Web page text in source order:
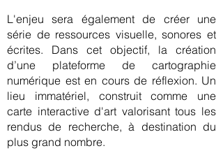
L'enjeu sera également de créer une
série de ressources visuelle, sonores et
écrites. ​Dans cet objectif, la création
d’une plateforme de cartographie
numérique est en cours de réflexion. Un
lieu immatériel, construit comme une
carte interactive d'art valorisant tous les
rendus de recherche, à destination du
plus grand nombre.